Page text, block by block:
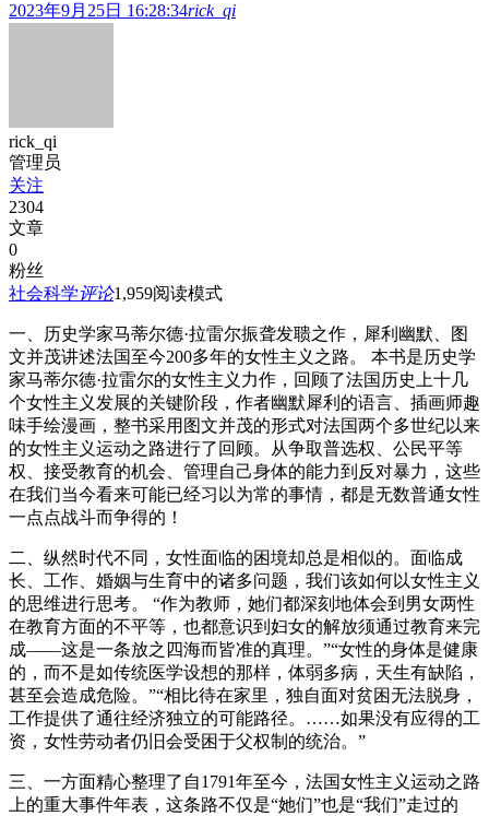
2023年9月25日 16:28:34rick_qi
rick_qi
管理员
关注
2304
文章
0
粉丝
社会科学评论1,959阅读模式
一、历史学家马蒂尔德·拉雷尔振聋发聩之作，犀利幽默、图
文并茂讲述法国至今200多年的女性主义之路。 本书是历史学
家马蒂尔德·拉雷尔的女性主义力作，回顾了法国历史上十几
个女性主义发展的关键阶段，作者幽默犀利的语言、插画师趣
味手绘漫画，整书采用图文并茂的形式对法国两个多世纪以来
的女性主义运动之路进行了回顾。从争取普选权、公民平等
权、接受教育的机会、管理自己身体的能力到反对暴力，这些
在我们当今看来可能已经习以为常的事情，都是无数普通女性
一点点战斗而争得的！
二、纵然时代不同，女性面临的困境却总是相似的。面临成
长、工作、婚姻与生育中的诸多问题，我们该如何以女性主义
的思维进行思考。 “作为教师，她们都深刻地体会到男女两性
在教育方面的不平等，也都意识到妇女的解放须通过教育来完
成——这是一条放之四海而皆准的真理。”“女性的身体是健康
的，而不是如传统医学设想的那样，体弱多病，天生有缺陷，
甚至会造成危险。”“相比待在家里，独自面对贫困无法脱身，
工作提供了通往经济独立的可能路径。……如果没有应得的工
资，女性劳动者仍旧会受困于父权制的统治。”
三、一方面精心整理了自1791年至今，法国女性主义运动之路
上的重大事件年表，这条路不仅是“她们”也是“我们”走过的